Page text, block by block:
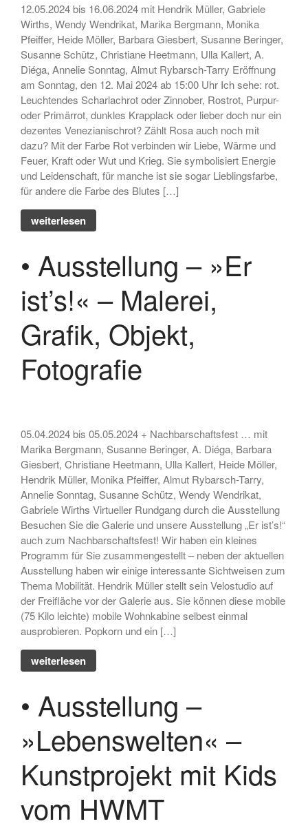
12.05.2024 bis 16.06.2024 mit Hendrik Müller, Gabriele
Wirths, Wendy Wendrikat, Marika Bergmann, Monika
Pfeiffer, Heide Möller, Barbara Giesbert, Susanne Beringer,
Susanne Schütz, Christiane Heetmann, Ulla Kallert, A.
Diéga, Annelie Sonntag, Almut Rybarsch-Tarry Eröffnung
am Sonntag, den 12. Mai 2024 ab 15:00 Uhr Ich sehe: rot.
Leuchtendes Scharlachrot oder Zinnober, Rostrot, Purpur-
oder Primärrot, dunkles Krapplack oder lieber doch nur ein
dezentes Venezianischrot? Zählt Rosa auch noch mit
dazu? Mit der Farbe Rot verbinden wir Liebe, Wärme und
Feuer, Kraft oder Wut und Krieg. Sie symbolisiert Energie
und Leidenschaft, für manche ist sie sogar Lieblingsfarbe,
für andere die Farbe des Blutes […]
weiterlesen
• Ausstellung – »Er
ist’s!« – Malerei,
Grafik, Objekt,
Fotografie
05.04.2024 bis 05.05.2024 + Nachbarschaftsfest … mit
Marika Bergmann, Susanne Beringer, A. Diéga, Barbara
Giesbert, Christiane Heetmann, Ulla Kallert, Heide Möller,
Hendrik Müller, Monika Pfeiffer, Almut Rybarsch-Tarry,
Annelie Sonntag, Susanne Schütz, Wendy Wendrikat,
Gabriele Wirths Virtueller Rundgang durch die Ausstellung
Besuchen Sie die Galerie und unsere Ausstellung „Er ist’s!“
auch zum Nachbarschaftsfest! Wir haben ein kleines
Programm für Sie zusammengestellt – neben der aktuellen
Ausstellung haben wir einige interessante Sichtweisen zum
Thema Mobilität. Hendrik Müller stellt sein Velostudio auf
der Freifläche vor der Galerie aus. Sie können diese mobile
(75 Kilo leichte) mobile Wohnkabine selbest einmal
ausprobieren. Popkorn und ein […]
weiterlesen
• Ausstellung –
»Lebenswelten« –
Kunstprojekt mit Kids
vom HWMT